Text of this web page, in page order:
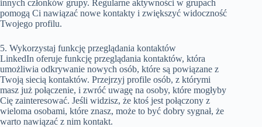
innych członków grupy. Regularne aktywności w grupach
pomogą Ci nawiązać nowe kontakty i zwiększyć widoczność
Twojego profilu.
5. Wykorzystaj funkcję przeglądania kontaktów
LinkedIn oferuje funkcję przeglądania kontaktów, która
umożliwia odkrywanie nowych osób, które są powiązane z
Twoją siecią kontaktów. Przejrzyj profile osób, z którymi
masz już połączenie, i zwróć uwagę na osoby, które mogłyby
Cię zainteresować. Jeśli widzisz, że ktoś jest połączony z
wieloma osobami, które znasz, może to być dobry sygnał, że
warto nawiązać z nim kontakt.